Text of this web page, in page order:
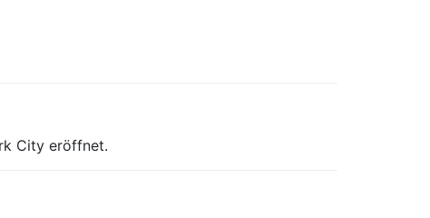
City eröffnet.